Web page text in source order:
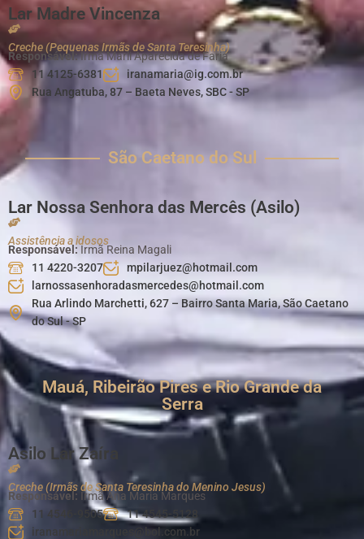
Lar Madre Vincenza
Creche (Pequenas Irmãs de Santa Teresinha)
Responsável:Irmã Marli Aparecida de Faria
11 4125-6381
iranamaria@ig.com.br
Rua Angatuba, 87 – Baeta Neves, SBC - SP
São Caetano do Sul
Lar Nossa Senhora das Mercês (Asilo)
Assistência a idosos
Responsável: Irmã Reina Magali
11 4220-3207
mpilarjuez@hotmail.com
larnossasenhoradasmercedes@hotmail.com
Rua Arlindo Marchetti, 627 – Bairro Santa Maria, São Caetano
do Sul - SP
Mauá, Ribeirão Pires e Rio Grande da
Serra
Asilo Lar Zaíra
Creche (Irmãs de Santa Teresinha do Menino Jesus)
Responsável: Irmã Ana Maria Marques
11 4546-9505
11 4545-5128
iranamariamarques@bol.com.br